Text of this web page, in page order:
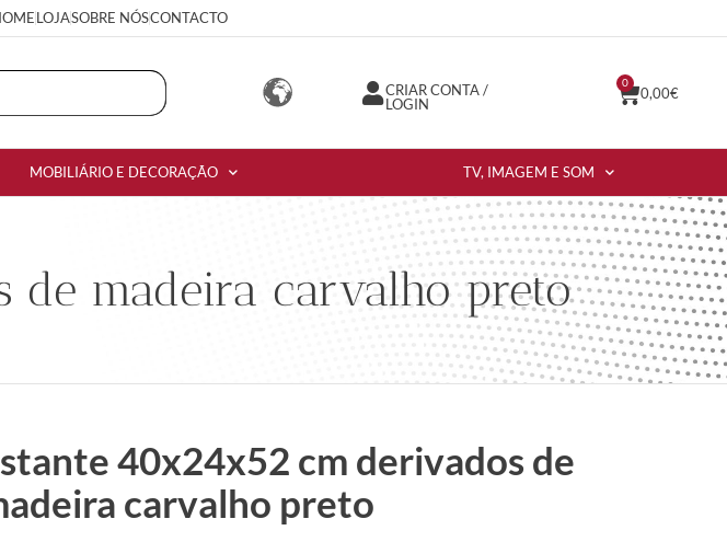
LOJASOBRE NÓSCONTACTO
CRIAR CONTA /
LOGIN
0,00€
0
MOBILIÁRIO E DECORAÇÃO TV, IMAGEM E SOM
de madeira carvalho preto
40x24x52 cm derivados de
carvalho preto